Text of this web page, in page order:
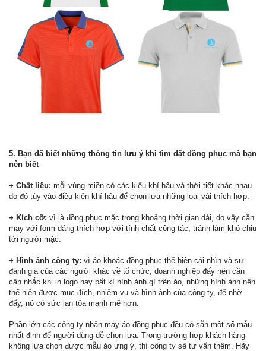
5. Bạn đã biết những thông tin lưu ý khi tìm đặt đồng phục mà bạn
nên biết
+ Chất liệu: mỗi vùng miền có các kiểu khí hậu và thời tiết khác nhau
do đó tùy vào điều kiện khí hậu để chọn lựa những loại vải thích hợp.
+ Kích cỡ: vì là đồng phục mặc trong khoảng thời gian dài, do vậy cần
may với form dáng thích hợp với tính chất công tác, tránh làm khó chịu
tới người mặc.
+ Hình ảnh công ty: vì áo khoác đồng phục thể hiện cái nhìn và sự
đánh giá của các người khác về tổ chức, doanh nghiệp đấy nên cần
cân nhắc khi in logo hay bất kì hình ảnh gì trên áo, những hình ảnh nên
thể hiện được mục đích, nhiệm vụ và hình ảnh của công ty, để nhờ
đấy, nó có sức lan tỏa mạnh mẽ hơn.
Phần lớn các công ty nhận may áo đồng phục đều có sẵn một số mẫu
nhất định để người dùng dễ chọn lựa. Trong trường hợp khách hàng
không lựa chọn được mẫu áo ưng ý, thì công ty sẽ tư vấn thêm. Hãy